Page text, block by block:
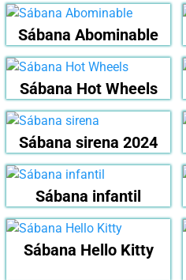
Sábana Abominable
Sábana Hot Wheels
Sábana sirena 2024
Sábana infantil
Sábana Hello Kitty